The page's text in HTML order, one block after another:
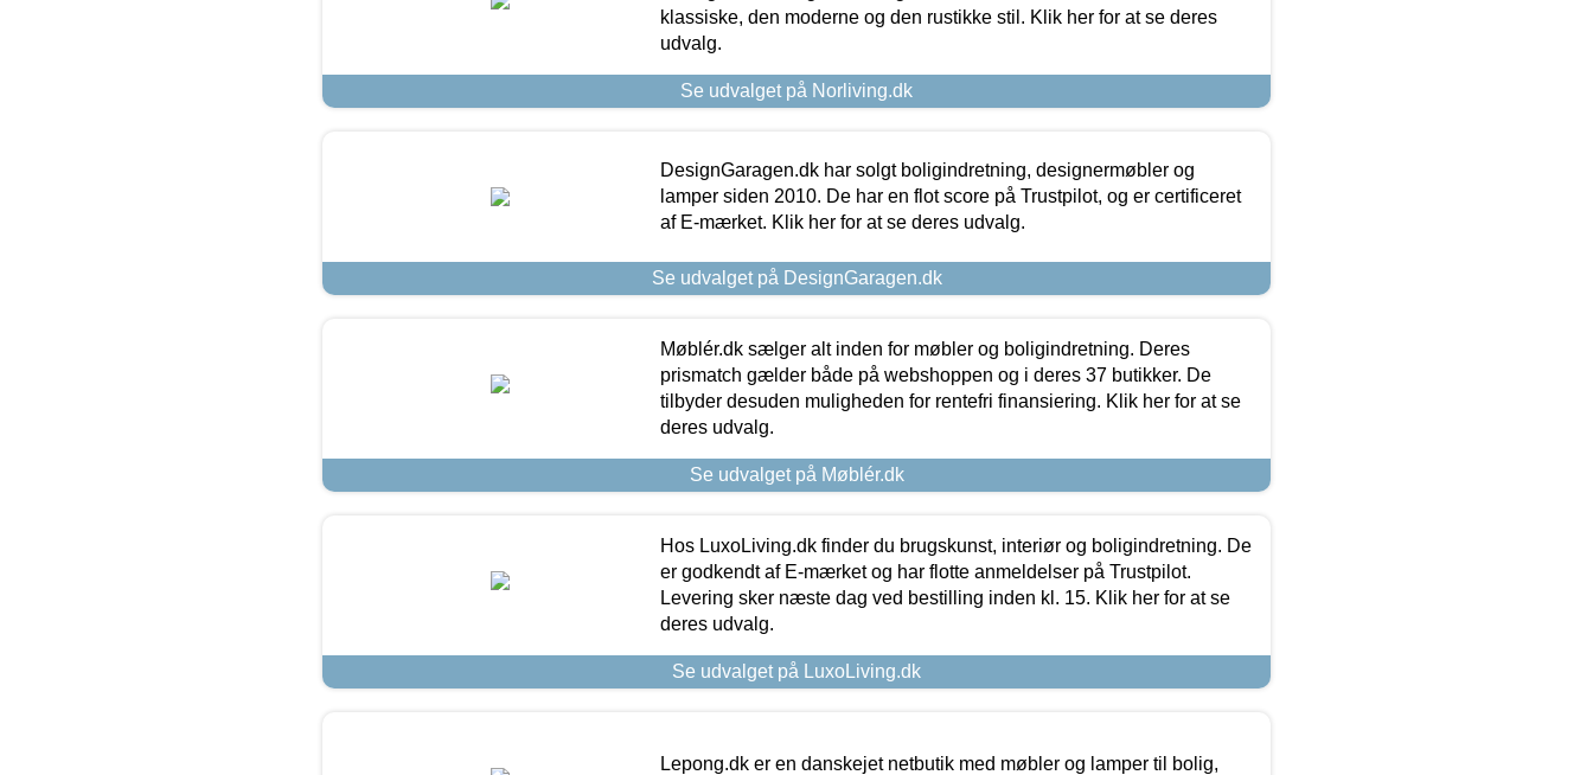
klassiske, den moderne og den rustikke stil. Klik her for at se deres
udvalg.
Se udvalget på Norliving.dk
DesignGaragen.dk har solgt boligindretning, designermøbler og
lamper siden 2010. De har en flot score på Trustpilot, og er certificeret
af E-mærket. Klik her for at se deres udvalg.
Se udvalget på DesignGaragen.dk
Møblér.dk sælger alt inden for møbler og boligindretning. Deres
prismatch gælder både på webshoppen og i deres 37 butikker. De
tilbyder desuden muligheden for rentefri finansiering. Klik her for at se
deres udvalg.
Se udvalget på Møblér.dk
Hos LuxoLiving.dk finder du brugskunst, interiør og boligindretning. De
er godkendt af E-mærket og har flotte anmeldelser på Trustpilot.
Levering sker næste dag ved bestilling inden kl. 15. Klik her for at se
deres udvalg.
Se udvalget på LuxoLiving.dk
Lepong.dk er en danskejet netbutik med møbler og lamper til bolig,